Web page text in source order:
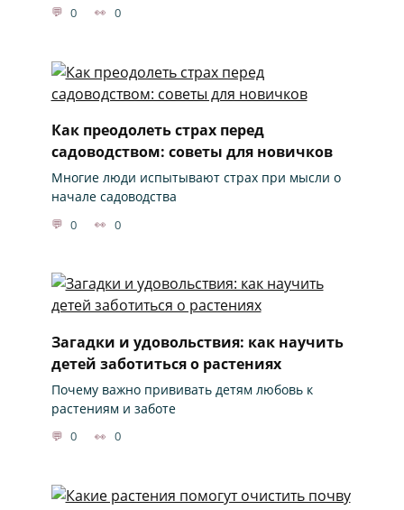
0 0
Как преодолеть страх перед
садоводством: советы для новичков
Многие люди испытывают страх при мысли о
начале садоводства
0 0
Загадки и удовольствия: как научить
детей заботиться о растениях
Почему важно прививать детям любовь к
растениям и заботе
0 0